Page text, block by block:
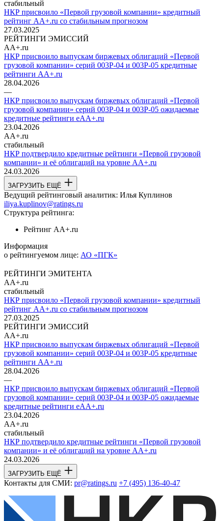
стабильный
НКР присвоило «Первой грузовой компании» кредитный
рейтинг AA+.ru со стабильным прогнозом
27.03.2025
РЕЙТИНГИ ЭМИССИЙ
AA+.ru
НКР присвоило выпускам биржевых облигаций «Первой
грузовой компании» серий 003P-04 и 003P-05 кредитные
рейтинги AA+.ru
28.04.2026
—
НКР присвоило выпускам биржевых облигаций «Первой
грузовой компании» серий 003P-04 и 003P-05 ожидаемые
кредитные рейтинги eAA+.ru
23.04.2026
AA+.ru
стабильный
НКР подтвердило кредитные рейтинги «Первой грузовой
компании» и её облигаций на уровне AA+.ru
24.03.2026
ЗАГРУЗИТЬ ЕЩЁ
Ведущий рейтинговый аналитик: Илья Куплинов
iliya.kuplinov@ratings.ru
Структура рейтинга:
Рейтинг AA+.ru
Информация
о рейтингуемом лице: АО «ПГК»
РЕЙТИНГИ ЭМИТЕНТА
AA+.ru
стабильный
НКР присвоило «Первой грузовой компании» кредитный
рейтинг AA+.ru со стабильным прогнозом
27.03.2025
РЕЙТИНГИ ЭМИССИЙ
AA+.ru
НКР присвоило выпускам биржевых облигаций «Первой
грузовой компании» серий 003P-04 и 003P-05 кредитные
рейтинги AA+.ru
28.04.2026
—
НКР присвоило выпускам биржевых облигаций «Первой
грузовой компании» серий 003P-04 и 003P-05 ожидаемые
кредитные рейтинги eAA+.ru
23.04.2026
AA+.ru
стабильный
НКР подтвердило кредитные рейтинги «Первой грузовой
компании» и её облигаций на уровне AA+.ru
24.03.2026
ЗАГРУЗИТЬ ЕЩЁ
Контакты для СМИ: pr@ratings.ru +7 (495) 136-40-47